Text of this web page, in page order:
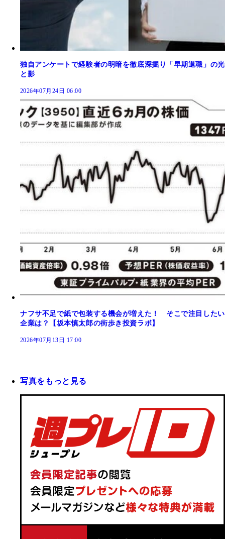
独自アンケートで経験者の明暗を徹底深掘り「早期退職」の光
と影
2026年07月24日 06:00
ナフサ不足で紙で包装する機会が増えた！ そこで注目したい
企業は？【坂本慎太郎の街歩き投資ラボ】
2026年07月13日 17:00
写真をもっと見る